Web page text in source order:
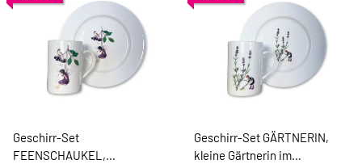
Geschirr-Set
FEENSCHAUKEL,
Geschirr-Set GÄRTNERIN,
kleine Gärtnerin im